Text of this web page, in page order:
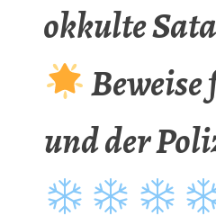
okkulte
und der